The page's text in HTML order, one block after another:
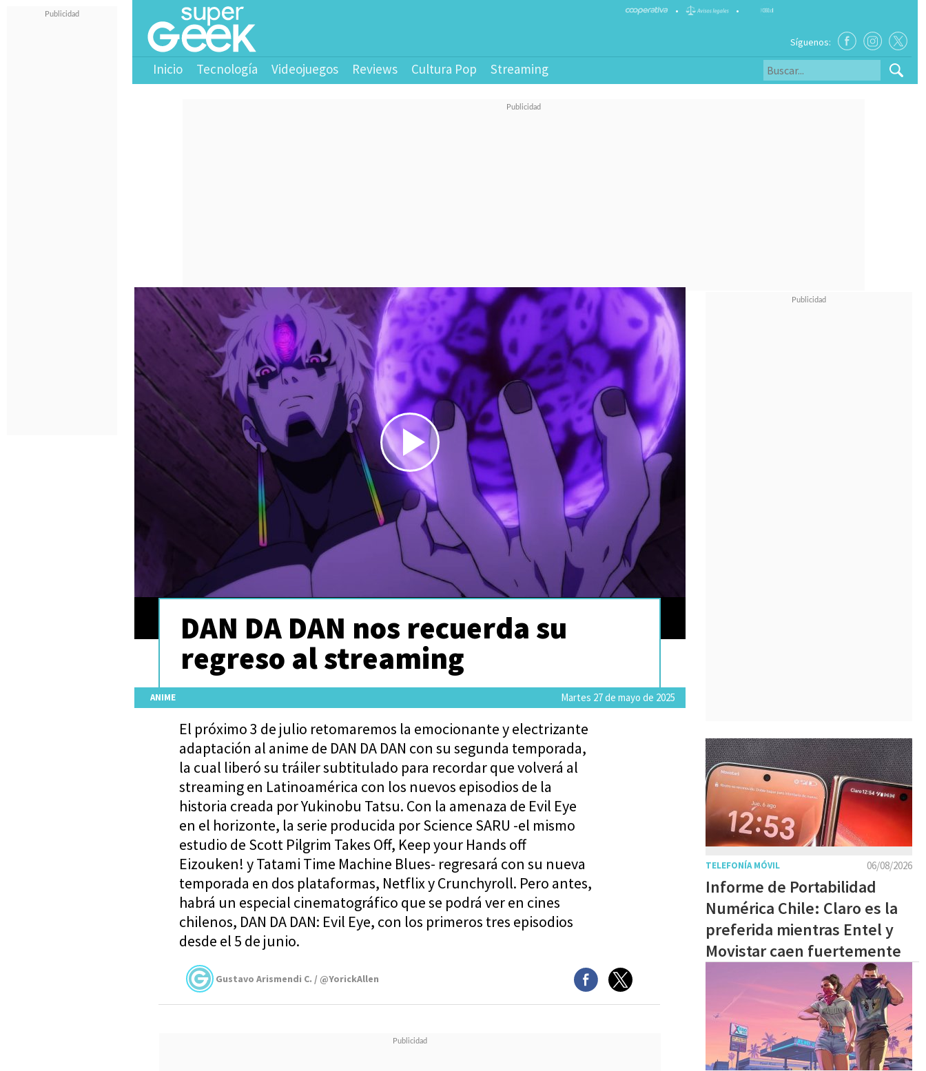
• •
Síguenos:
Inicio Tecnología Videojuegos Reviews Cultura Pop Streaming
Play
Video
DAN DA DAN nos recuerda su
regreso al streaming
Martes 27 de mayo de 2025
ANIME
El próximo 3 de julio retomaremos la emocionante y electrizante
adaptación al anime de DAN DA DAN con su segunda temporada,
la cual liberó su tráiler subtitulado para recordar que volverá al
streaming en Latinoamérica con los nuevos episodios de la
historia creada por Yukinobu Tatsu. Con la amenaza de Evil Eye
en el horizonte, la serie producida por Science SARU -el mismo
estudio de Scott Pilgrim Takes Off, Keep your Hands off
Eizouken! y Tatami Time Machine Blues- regresará con su nueva
temporada en dos plataformas, Netflix y Crunchyroll. Pero antes,
habrá un especial cinematográfico que se podrá ver en cines
chilenos, DAN DA DAN: Evil Eye, con los primeros tres episodios
desde el 5 de junio.
Gustavo Arismendi C. / @YorickAllen
06/08/2026
TELEFONÍA MÓVIL
Informe de Portabilidad
Numérica Chile: Claro es la
preferida mientras Entel y
Movistar caen fuertemente